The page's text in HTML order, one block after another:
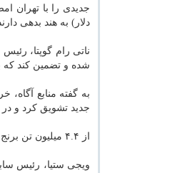
دلار) به هند بدهی
ناتی رام گوپتا،
شده و تضمین كند كه
به گفته منابع آگاه،
جدید تشویق كرد و در
از ۴.۴ میلیون تن برنج باسماتی كه هند در سال مالی ۲۰۱۹-۲۰۱۸ صادر كرد، ۱.۴ میلیون تن آن توسط ایران خریداری شد.
ویجی ستیا، رئیس